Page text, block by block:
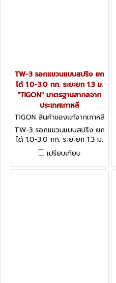
TW-3 รอกแขวนแบบสปริง ยก
ได้ 1.0-3.0 กก. ระยะยก 1.3 ม.
"TIGON" มาตรฐานสากลจาก
ประเทศเกาหลี
TIGON สินค้าของแท้จากเกาหลี
TW-3
TW-3 รอกแขวนแบบสปริง ยก
ได้ 1.0-3.0 กก. ระยะยก 1.3 ม.
"TIGON" มาตรฐานสากลจาก
ประเทศเกาหลี
เปรียบเทียบ